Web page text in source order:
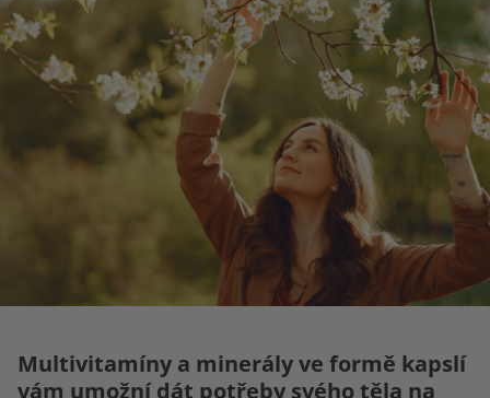
Multivitamíny a minerály ve formě kapslí
vám umožní dát potřeby svého těla na